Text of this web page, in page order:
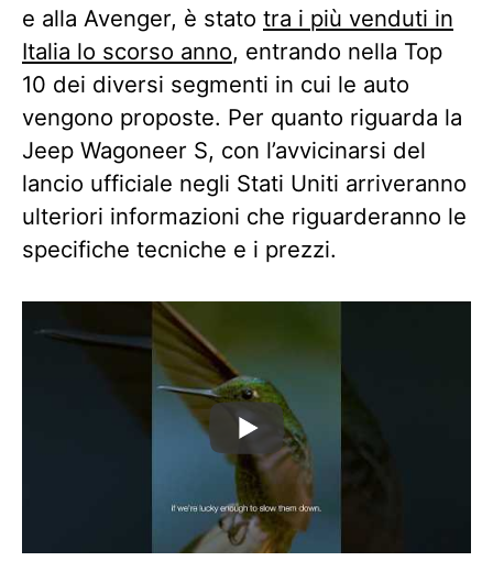
e alla Avenger, è stato tra i più venduti in
Italia lo scorso anno, entrando nella Top
10 dei diversi segmenti in cui le auto
vengono proposte. Per quanto riguarda la
Jeep Wagoneer S, con l’avvicinarsi del
lancio ufficiale negli Stati Uniti arriveranno
ulteriori informazioni che riguarderanno le
specifiche tecniche e i prezzi.